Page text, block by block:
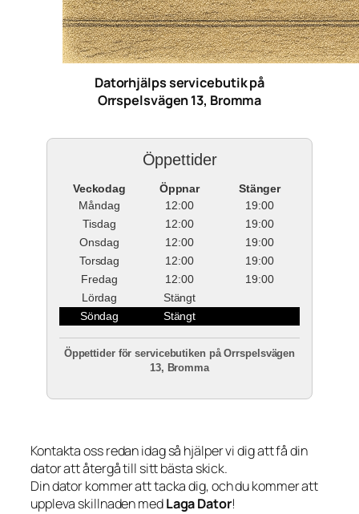
Datorhjälps servicebutik på
Orrspelsvägen 13, Bromma
Öppettider
Veckodag Öppnar
Stänger
Måndag
12:00
19:00
Tisdag
12:00
19:00
Onsdag
12:00
19:00
Torsdag
12:00
19:00
Fredag
12:00
19:00
Lördag
Stängt
Söndag
Stängt
Öppettider för servicebutiken på Orrspelsvägen
13, Bromma
Kontakta oss redan idag så hjälper vi dig att få din
dator att återgå till sitt bästa skick.
Din dator kommer att tacka dig, och du kommer att
uppleva skillnaden medLaga Dator!